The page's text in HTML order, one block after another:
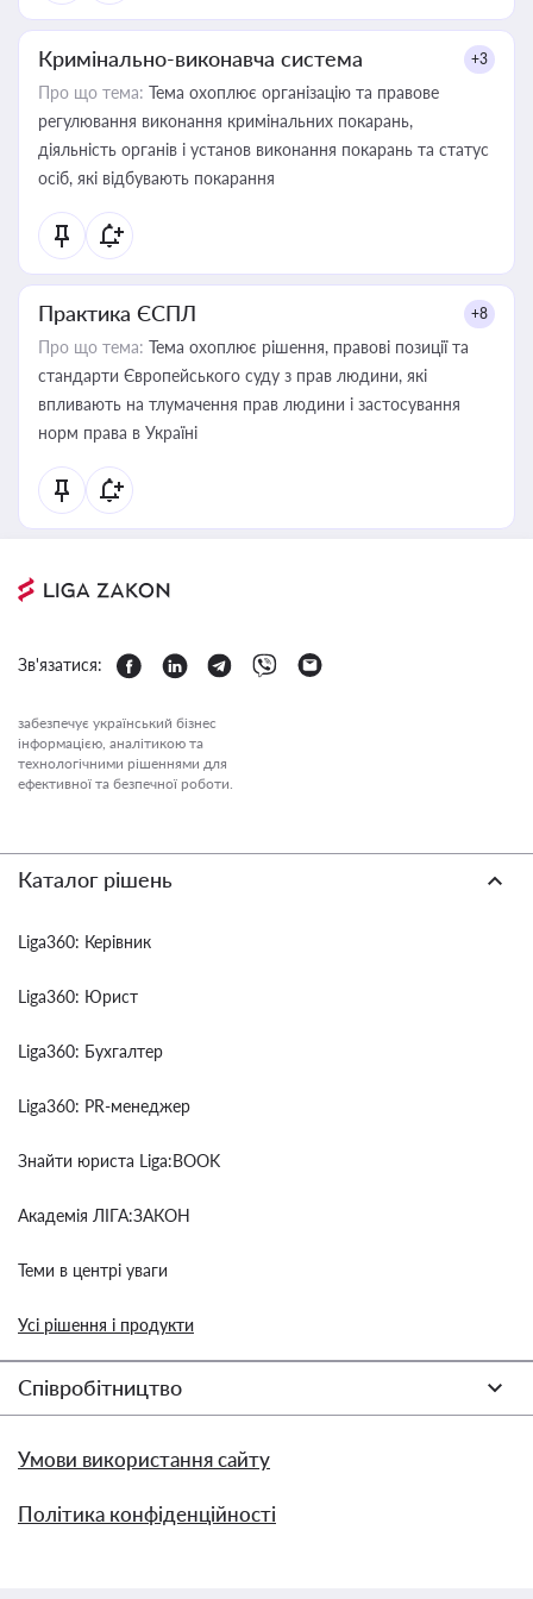
Кримінально-виконавча система +3
Про що тема: Тема охоплює організацію та правове
регулювання виконання кримінальних покарань,
діяльність органів і установ виконання покарань та статус
осіб, які відбувають покарання
Практика ЄСПЛ +8
Про що тема: Тема охоплює рішення, правові позиції та
стандарти Європейського суду з прав людини, які
впливають на тлумачення прав людини і застосування
норм права в Україні
Зв'язатися:
забезпечує український бізнес
інформацією, аналітикою та
технологічними рішеннями для
ефективної та безпечної роботи.
Каталог рішень
Liga360: Керівник
Liga360: Юрист
Liga360: Бухгалтер
Liga360: PR-менеджер
Знайти юриста Liga:BOOK
Академія ЛІГА:ЗАКОН
Теми в центрі уваги
Усі рішення і продукти
Співробітництво
Умови використання сайту
Політика конфіденційності